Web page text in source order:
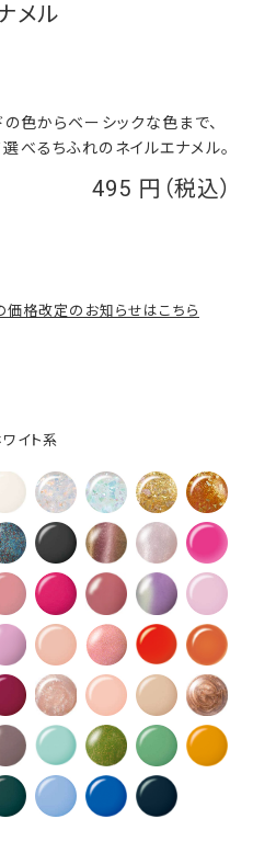
メル
495
の色からベーシックな色まで、
べるちふれのネイルエナメル。
価格改定のお知らせはこちら
イト系